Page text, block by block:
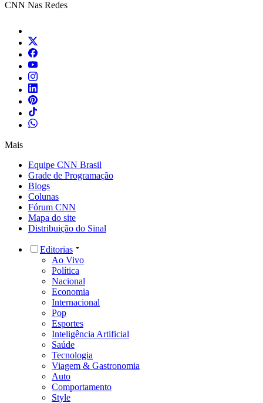
CNN Nas Redes
Mais
Equipe CNN Brasil
Grade de Programação
Blogs
Colunas
Fórum CNN
Mapa do site
Distribuição do Sinal
Editorias
Ao Vivo
Política
Nacional
Economia
Internacional
Pop
Esportes
Inteligência Artificial
Saúde
Tecnologia
Viagem & Gastronomia
Auto
Comportamento
Style